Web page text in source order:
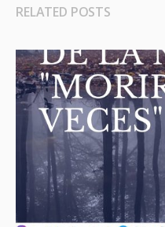
RELATED POSTS